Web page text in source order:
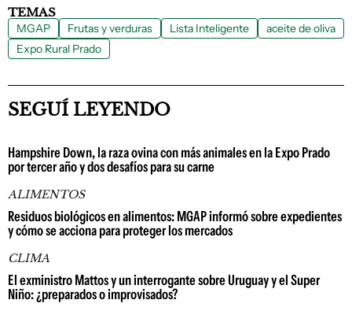
TEMAS
MGAP Frutas y verduras Lista Inteligente
aceite de oliva
Expo Rural Prado
SEGUÍ LEYENDO
Hampshire Down, la raza ovina con más animales en la Expo Prado
por tercer año y dos desafíos para su carne
ALIMENTOS
Residuos biológicos en alimentos: MGAP informó sobre expedientes
y cómo se acciona para proteger los mercados
CLIMA
El exministro Mattos y un interrogante sobre Uruguay y el Super
Niño: ¿preparados o improvisados?